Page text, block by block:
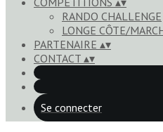
RANDO CHALLENGE
LONGE CÔTE/
PARTENAIRE ▴▾
CONTACT ▴▾
Se connecter